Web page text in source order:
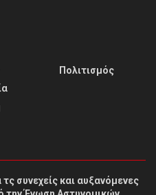
Πολιτισμός
συνεχείς και αυξανόμενες